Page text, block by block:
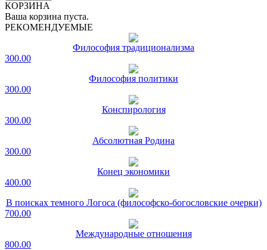
КОРЗИНА
Ваша корзина пуста.
РЕКОМЕНДУЕМЫЕ
Философия традиционализма
300.00
Философия политики
300.00
Конспирология
300.00
Абсолютная Родина
300.00
Конец экономики
400.00
В поисках темного Логоса (философско-богословские очерки)
700.00
Международные отношения
800.00